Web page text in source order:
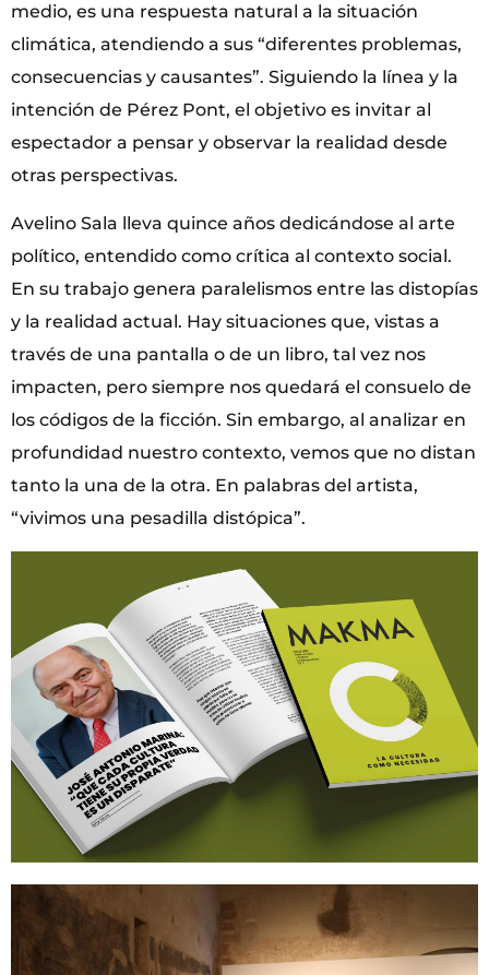
medio, es una respuesta natural a la situación
climática, atendiendo a sus “diferentes problemas,
consecuencias y causantes”. Siguiendo la línea y la
intención de Pérez Pont, el objetivo es invitar al
espectador a pensar y observar la realidad desde
otras perspectivas.
Avelino Sala lleva quince años dedicándose al arte
político, entendido como crítica al contexto social.
En su trabajo genera paralelismos entre las distopías
y la realidad actual. Hay situaciones que, vistas a
través de una pantalla o de un libro, tal vez nos
impacten, pero siempre nos quedará el consuelo de
los códigos de la ficción. Sin embargo, al analizar en
profundidad nuestro contexto, vemos que no distan
tanto la una de la otra. En palabras del artista,
“vivimos una pesadilla distópica”.